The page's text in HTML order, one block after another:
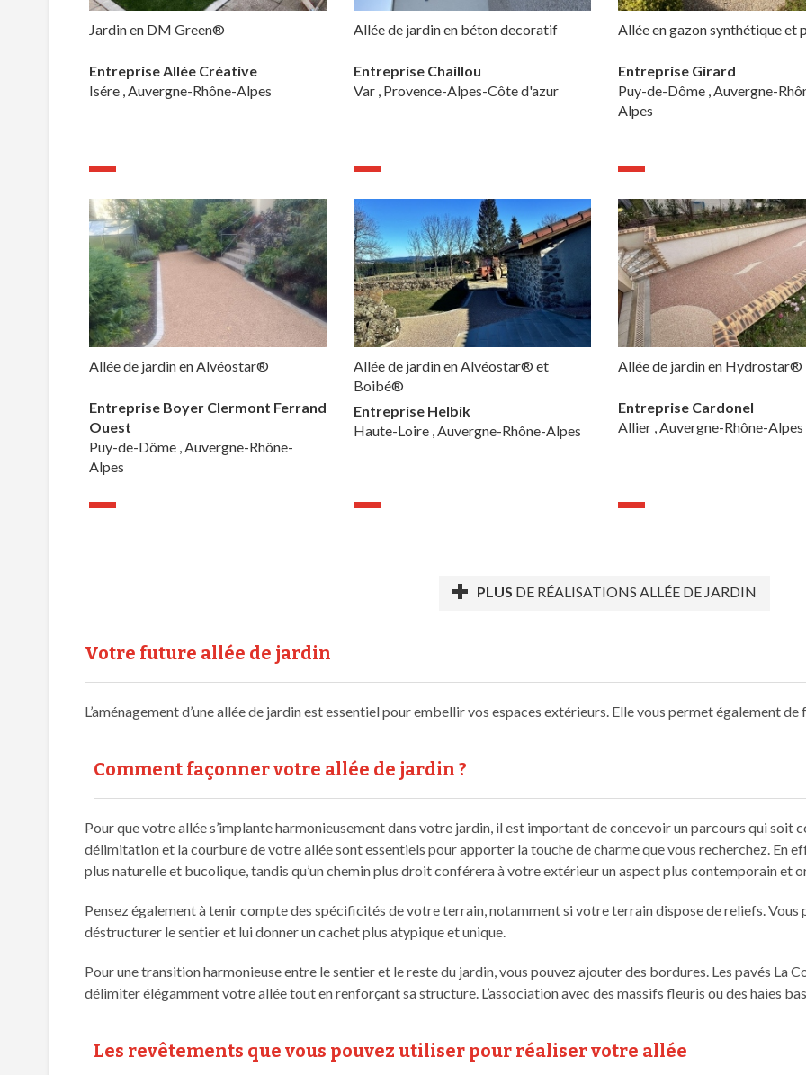
Jardin en DM Green®
Entreprise Allée Créative
Isére , Auvergne-Rhône-Alpes
Allée de jardin en béton decoratif
Entreprise Chaillou
Var , Provence-Alpes-Côte d'azur
Allée en gazon synthétique et
Entreprise Girard
Puy-de-Dôme , Auvergne-
Alpes
Allée de jardin en Alvéostar®
Entreprise Boyer Clermont Ferrand
Ouest
Puy-de-Dôme , Auvergne-Rhône-
Alpes
Allée de jardin en Alvéostar® et
Boibé®
Entreprise Helbik
Haute-Loire , Auvergne-Rhône-Alpes
Allée de jardin en Hydrostar®
Entreprise Cardonel
Allier , Auvergne-Rhône-Alpes
PLUS DE RÉALISATIONS ALLÉE DE JARDIN
Votre future allée de jardin
L’aménagement d’une allée de jardin est essentiel pour embellir vos espaces extérieurs. Elle vous permet également
Comment façonner votre allée de jardin ?
Pour que votre allée s’implante harmonieusement dans votre jardin, il est important de concevoir un parcours qui soit
délimitation et la courbure de votre allée sont essentiels pour apporter la touche de charme que vous recherchez. En
plus naturelle et bucolique, tandis qu’un chemin plus droit conférera à votre extérieur un aspect plus contemporain et
Pensez également à tenir compte des spécificités de votre terrain, notamment si votre terrain dispose de reliefs.
déstructurer le sentier et lui donner un cachet plus atypique et unique.
Pour une transition harmonieuse entre le sentier et le reste du jardin, vous pouvez ajouter des bordures. Les pavés
délimiter élégamment votre allée tout en renforçant sa structure. L’association avec des massifs fleuris ou des haies
Les revêtements que vous pouvez utiliser pour réaliser votre allée